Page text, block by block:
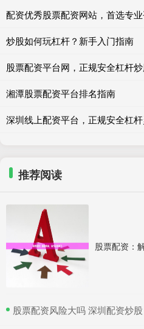
配资优秀股票配资网站，首选专
炒股如何玩杠杆？新手入门指南
股票配资平台网，正规安全杠杆
湘潭股票配资平台排名指南
深圳线上配资平台，正规安全杠
推荐阅读
股票配资：
股票配资风险大吗 深圳配资炒